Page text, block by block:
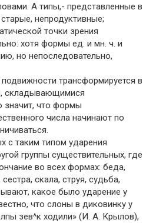
А типы,- представленные в
непродуктивные;
точки зрения
хотя формы ед. и мн. ч. и
но непоследовательно,
трансформируется в
складывающимися
значит, что формы
числа начинают по
с таким типом ударения
группы существительных, где
во всех формах: беда,
скала, струя, судьба,
какое было ударение у
что слоны в диковинку у
зев^к ходили» (И. А. Крылов),